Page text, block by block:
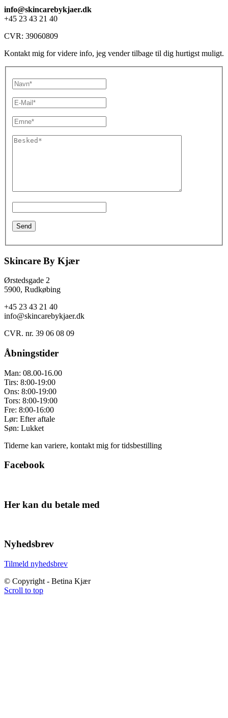
info@skincarebykjaer.dk
+45 23 43 21 40
CVR: 39060809
Kontakt mig for videre info, jeg vender tilbage til dig hurtigst muligt.
Skincare By Kjær
Ørstedsgade 2
5900, Rudkøbing
+45 23 43 21 40
info@skincarebykjaer.dk
CVR. nr. 39 06 08 09
Åbningstider
Man: 08.00-16.00
Tirs: 8:00-19:00
Ons: 8:00-19:00
Tors: 8:00-19:00
Fre: 8:00-16:00
Lør: Efter aftale
Søn: Lukket
Tiderne kan variere, kontakt mig for tidsbestilling
Facebook
Her kan du betale med
Nyhedsbrev
Tilmeld nyhedsbrev
© Copyright - Betina Kjær
Scroll to top